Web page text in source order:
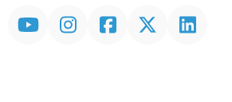
InstagramFacebookTwitter Linkedin